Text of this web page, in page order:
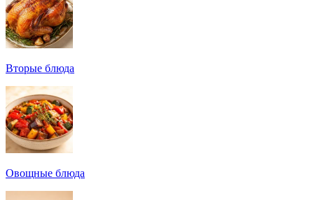
Вторые блюда
Овощные блюда